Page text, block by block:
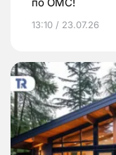
13:10 / 23.07.26